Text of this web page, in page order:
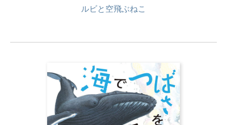
ルビと空飛ぶねこ